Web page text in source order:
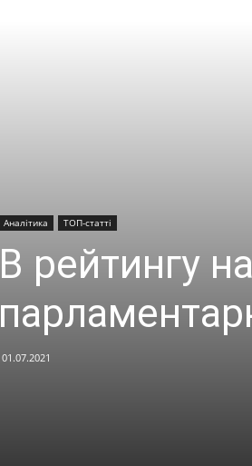
Аналітика ТОП-статті
В рейтингу
01.07.2021